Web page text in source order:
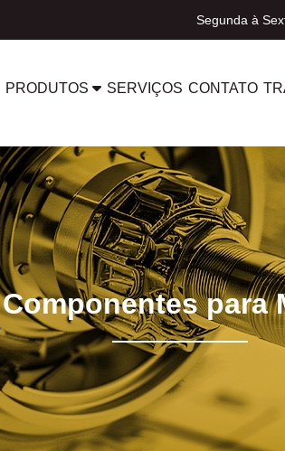
Segunda à
PRODUTOS SERVIÇOS CONTATO
Componentes para